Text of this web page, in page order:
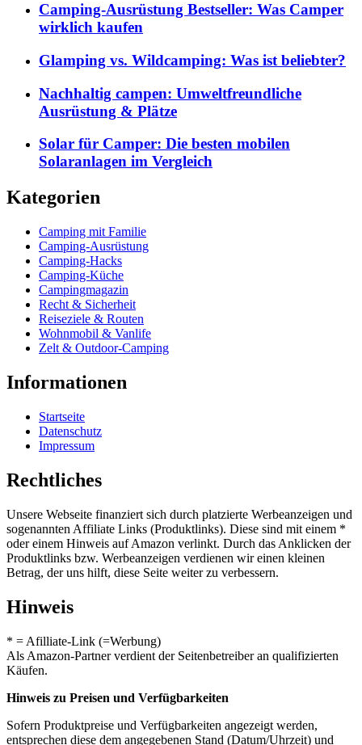
Camping-Ausrüstung Bestseller: Was Camper
wirklich kaufen
Glamping vs. Wildcamping: Was ist beliebter?
Nachhaltig campen: Umweltfreundliche
Ausrüstung & Plätze
Solar für Camper: Die besten mobilen
Solaranlagen im Vergleich
Kategorien
Camping mit Familie
Camping-Ausrüstung
Camping-Hacks
Camping-Küche
Campingmagazin
Recht & Sicherheit
Reiseziele & Routen
Wohnmobil & Vanlife
Zelt & Outdoor-Camping
Informationen
Startseite
Datenschutz
Impressum
Rechtliches
Unsere Webseite finanziert sich durch platzierte Werbeanzeigen und
sogenannten Affiliate Links (Produktlinks). Diese sind mit einem *
oder einem Hinweis auf Amazon verlinkt. Durch das Anklicken der
Produktlinks bzw. Werbeanzeigen verdienen wir einen kleinen
Betrag, der uns hilft, diese Seite weiter zu verbessern.
Hinweis
* = Afilliate-Link (=Werbung)
Als Amazon-Partner verdient der Seitenbetreiber an qualifizierten
Käufen.
Hinweis zu Preisen und Verfügbarkeiten
Sofern Produktpreise und Verfügbarkeiten angezeigt werden,
entsprechen diese dem angegebenen Stand (Datum/Uhrzeit) und